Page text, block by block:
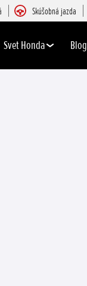
Skúšobná jazda
Svet Honda Blog